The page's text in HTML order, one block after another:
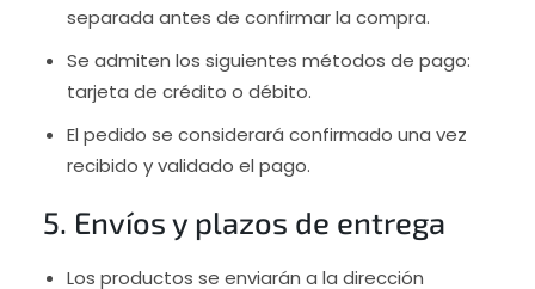
separada antes de confirmar la compra.
Se admiten los siguientes métodos de pago:
tarjeta de crédito o débito.
El pedido se considerará confirmado una vez
recibido y validado el pago.
5. Envíos y plazos de entrega
Los productos se enviarán a la dirección